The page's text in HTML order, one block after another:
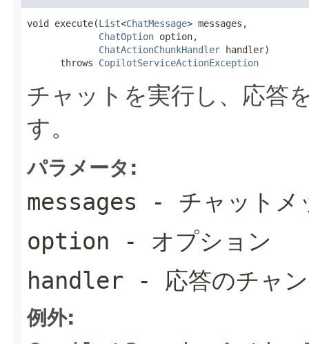
void execute(List<ChatMessage> messages,
ChatOption option,
ChatActionChunkHandler handler)
      throws
CopilotServiceActionException
チャットを実行し、応答
す。
パラメータ:
messages - チャットメ
option - オプション
handler - 応答のチャン
例外: